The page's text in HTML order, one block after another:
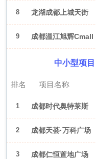
8 龙湖成都上城天街
9 成都温江旭辉Cmall
中小型项
排名 项目名称
1 成都时代奥特莱斯
2 成都天荟·万科广场
3 成都仁恒置地广场